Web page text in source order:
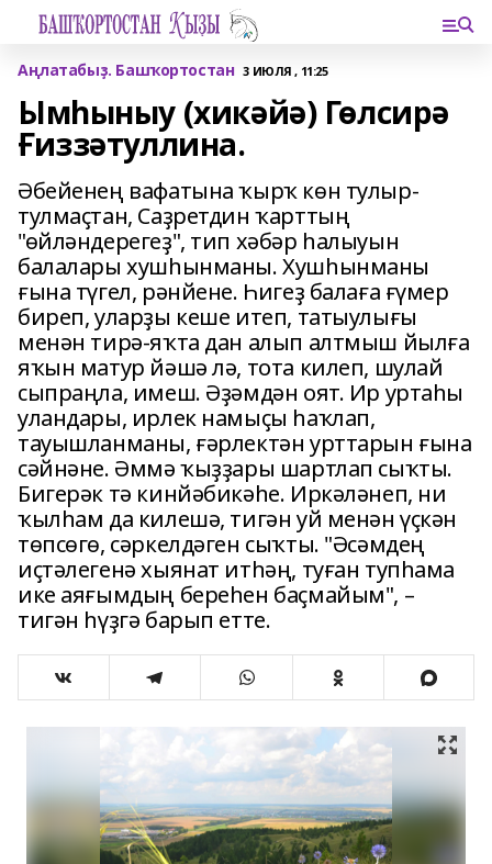
Аңлатабыҙ. Башҡортостан 3 ИЮЛЯ , 11:25
Ымһыныу (хикәйә) Гөлсирә
Ғиззәтуллина.
Әбейенең вафатына ҡырҡ көн тулыр-
тулмаҫтан, Саҙретдин ҡарттың
"өйләндерегеҙ", тип хәбәр һалыуын
балалары хушһынманы. Хушһынманы
ғына түгел, рәнйене. Һигеҙ балаға ғүмер
биреп, уларҙы кеше итеп, татыулығы
менән тирә-яҡта дан алып алтмыш йылға
яҡын матур йәшә лә, тота килеп, шулай
сыпраңла, имеш. Әҙәмдән оят. Ир уртаһы
уландары, ирлек намыҫы һаҡлап,
тауышланманы, ғәрлектән урттарын ғына
сәйнәне. Әммә ҡыҙҙары шартлап сыҡты.
Бигерәк тә кинйәбикәһе. Иркәләнеп, ни
ҡылһам да килешә, тигән уй менән үҫкән
төпсөгө, сәркелдәген сыҡты. "Әсәмдең
иҫтәлегенә хыянат итһәң, туған тупһама
ике аяғымдың береһен баҫмайым", –
тигән һүҙгә барып етте.